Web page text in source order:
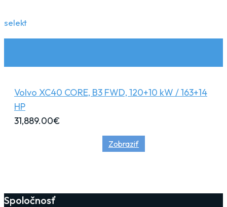
selekt
Volvo XC40 CORE, B3 FWD, 120+10 kW / 163+14
HP
31,889.00€
Zobraziť
Spoločnosť